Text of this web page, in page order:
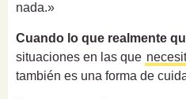
nada.»
Cuando lo que realmente
situaciones en las que
también es una forma de